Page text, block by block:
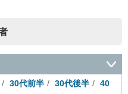
30代前半 30代後半
40